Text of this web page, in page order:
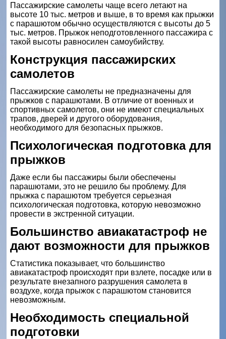
Пассажирские самолеты чаще всего летают на
высоте 10 тыс. метров и выше, в то время как прыжки
с парашютом обычно осуществляются с высоты до 5
тыс. метров. Прыжок неподготовленного пассажира с
такой высоты равносилен самоубийству.
Конструкция пассажирских
самолетов
Пассажирские самолеты не предназначены для
прыжков с парашютами. В отличие от военных и
спортивных самолетов, они не имеют специальных
трапов, дверей и другого оборудования,
необходимого для безопасных прыжков.
Психологическая подготовка для
прыжков
Даже если бы пассажиры были обеспечены
парашютами, это не решило бы проблему. Для
прыжка с парашютом требуется серьезная
психологическая подготовка, которую невозможно
провести в экстренной ситуации.
Большинство авиакатастроф не
дают возможности для прыжков
Статистика показывает, что большинство
авиакатастроф происходят при взлете, посадке или в
результате внезапного разрушения самолета в
воздухе, когда прыжок с парашютом становится
невозможным.
Необходимость специальной
подготовки